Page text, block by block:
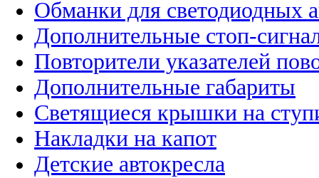
Обманки для светодиодных
Дополнительные стоп-
Повторители указателей
Дополнительные габариты
Светящиеся крышки на
Накладки на капот
Детские автокресла